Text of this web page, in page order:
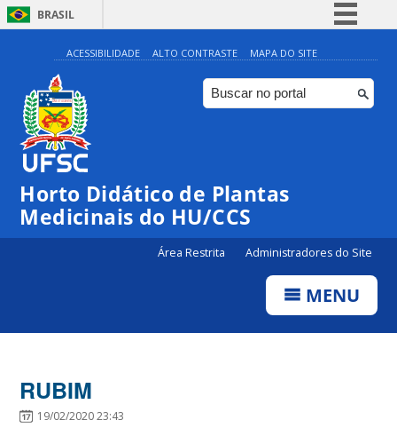
BRASIL
Simplifique!
Comunica BR
Participe
Canais
ACESSIBILIDADE ALTO CONTRASTE MAPA DO SITE
Horto Didático de Plantas
Medicinais do HU/CCS
Área Restrita Administradores do Site
MENU
RUBIM
19/02/2020 23:43